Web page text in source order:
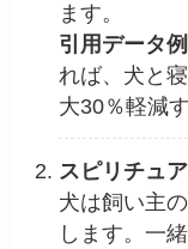
ます。
引用データ例
れば、犬と
大30％軽減
スピリチュ
犬は飼い主
します。一